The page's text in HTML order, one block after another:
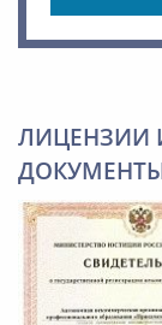
ЛИЦЕНЗИИ